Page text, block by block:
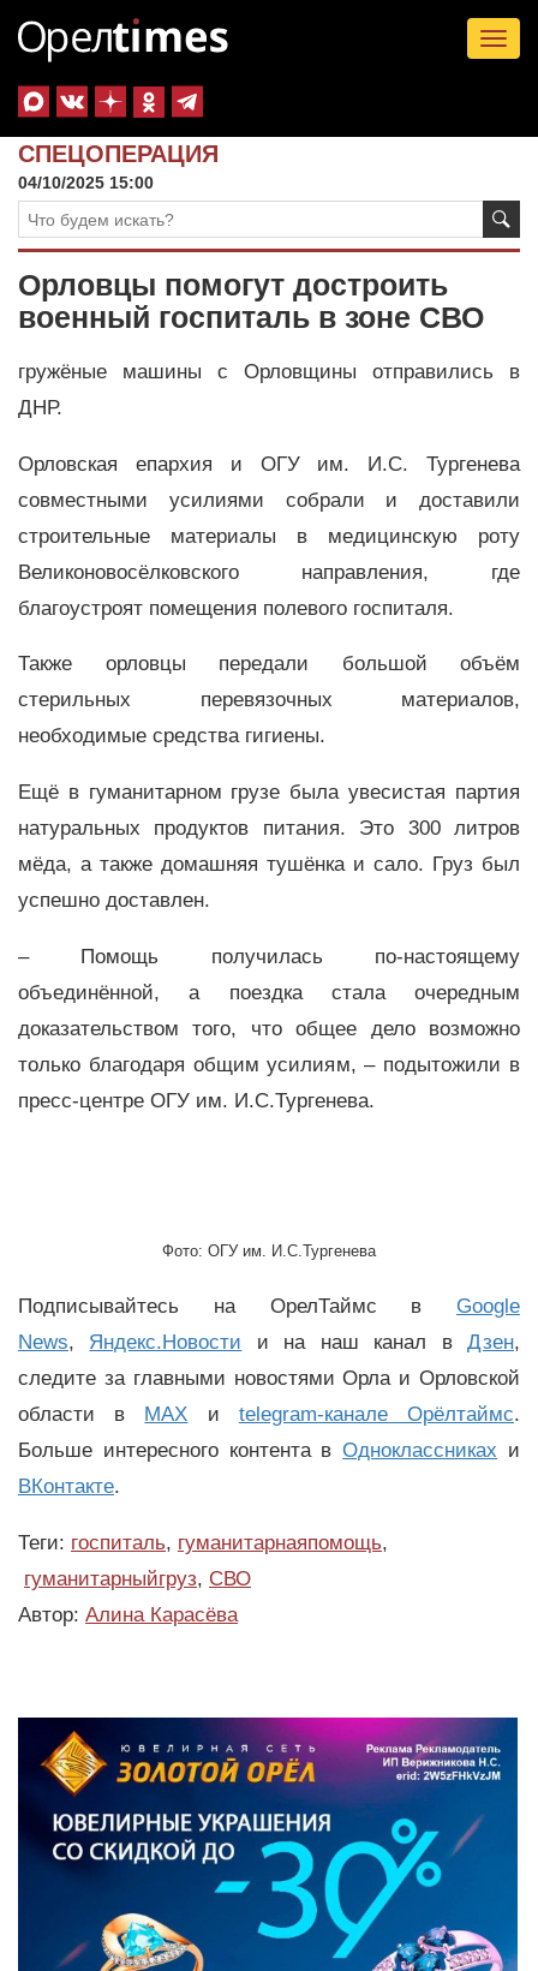
СПЕЦОПЕРАЦИЯ
04/10/2025 15:00
Орловцы помогут достроить
военный госпиталь в зоне СВО
гружёные машины с Орловщины отправились в
ДНР.
Орловская епархия и ОГУ им. И.С. Тургенева
совместными усилиями собрали и доставили
строительные материалы в медицинскую роту
Великоновосёлковского направления, где
благоустроят помещения полевого госпиталя.
Также орловцы передали большой объём
стерильных перевязочных материалов,
необходимые средства гигиены.
Ещё в гуманитарном грузе была увесистая партия
натуральных продуктов питания. Это 300 литров
мёда, а также домашняя тушёнка и сало. Груз был
успешно доставлен.
– Помощь получилась по-настоящему
объединённой, а поездка стала очередным
доказательством того, что общее дело возможно
только благодаря общим усилиям, – подытожили в
пресс-центре ОГУ им. И.С.Тургенева.
Фото: ОГУ им. И.С.Тургенева
Подписывайтесь на ОрелТаймс в Google
News, Яндекс.Новости и на наш канал вДзен,
следите за главными новостями Орла и Орловской
области в MAX и telegram-канале Орёлтаймс.
Больше интересного контента вОдноклассниках и
ВКонтакте.
Теги: госпиталь, гуманитарнаяпомощь,
гуманитарныйгруз, СВО
Автор: Алина Карасёва